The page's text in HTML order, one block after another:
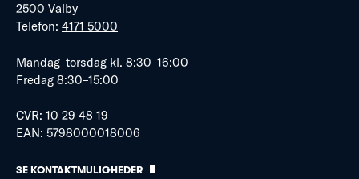
2500 Valby
Telefon: 4171 5000
Mandag–torsdag kl. 8:30–16:00
Fredag 8:30–15:00
CVR: 10 29 48 19
EAN: 5798000018006
SE KONTAKTMULIGHEDER